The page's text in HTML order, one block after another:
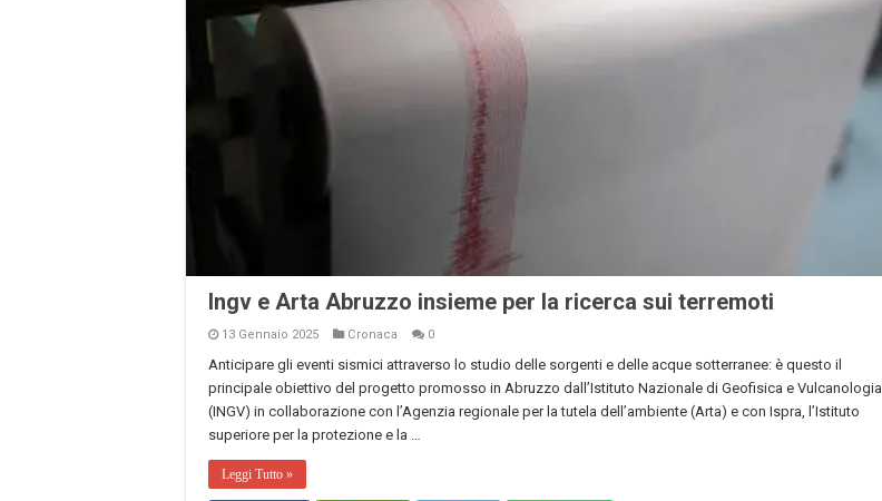
Ingv e Arta Abruzzo insieme per la ricerca sui terremoti
13 Gennaio 2025 Cronaca 0
Anticipare gli eventi sismici attraverso lo studio delle sorgenti e delle acque sotterranee: è questo il
principale obiettivo del progetto promosso in Abruzzo dall’Istituto Nazionale di Geofisica e Vulcanologia
(INGV) in collaborazione con l’Agenzia regionale per la tutela dell’ambiente (Arta) e con Ispra, l’Istituto
superiore per la protezione e la …
Leggi Tutto »